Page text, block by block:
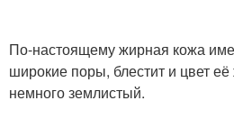
По-настоящему жирная кожа
широкие поры, блестит и цвет
немного землистый.